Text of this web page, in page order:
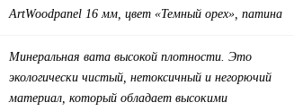
ArtWoodpanel 16 мм, цвет «Темный орех», патина
Минеральная вата высокой плотности. Это
экологически чистый, нетоксичный и негорючий
материал, который обладает высокими